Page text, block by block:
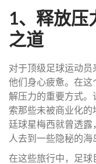
1、释放压
之道
对于顶级足球运动
他们身心疲惫。在
解压力的重要方式
索那些未被商业化
廷球星梅西就曾透
人去到一些隐秘的海
在这些旅行中，足